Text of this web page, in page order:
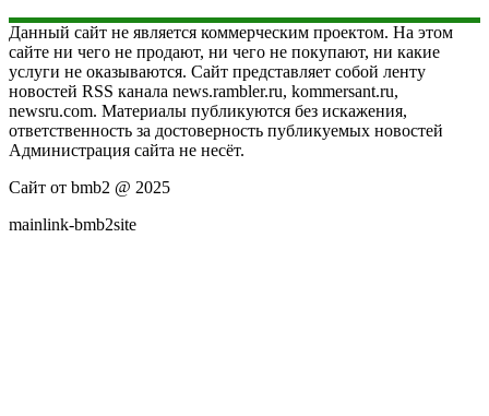
Данный сайт не является коммерческим проектом. На этом
сайте ни чего не продают, ни чего не покупают, ни какие
услуги не оказываются. Сайт представляет собой ленту
новостей RSS канала news.rambler.ru, kommersant.ru,
newsru.com. Материалы публикуются без искажения,
ответственность за достоверность публикуемых новостей
Администрация сайта не несёт.
Сайт от bmb2 @ 2025
mainlink-bmb2site